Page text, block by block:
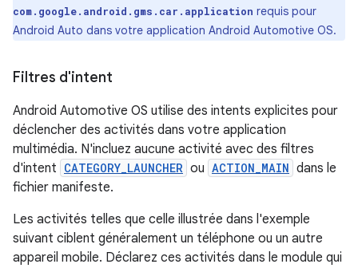
com.google.android.gms.car.application requis pour
Android Auto dans votre application Android Automotive OS.
Filtres d'intent
Android Automotive OS utilise des intents explicites pour
déclencher des activités dans votre application
multimédia. N'incluez aucune activité avec des filtres
d'intent CATEGORY_LAUNCHER ou ACTION_MAIN dans le
fichier manifeste.
Les activités telles que celle illustrée dans l'exemple
suivant ciblent généralement un téléphone ou un autre
appareil mobile. Déclarez ces activités dans le module qui